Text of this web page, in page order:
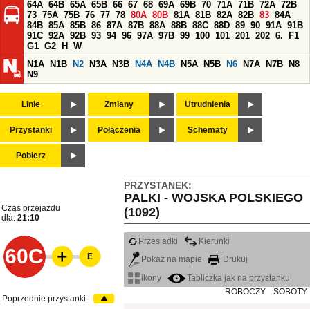
64A 64B 65A 65B 66 67 68 69A 69B 70 71A 71B 72A 72B
73 75A 75B 76 77 78 80A 80B 81A 81B 82A 82B 83 84A
84B 85A 85B 86 87A 87B 88A 88B 88C 88D 89 90 91A 91B
91C 92A 92B 93 94 96 97A 97B 99 100 101 201 202 6.
F1
G1 G2 H
W
N1A
N1B N2 N3A N3B N4A N4B N5A N5B N6 N7A N7B
N8
N9
Linie Zmiany Utrudnienia
Przystanki Połączenia Schematy
Pobierz
PRZYSTANEK:
PALKI - WOJSKA POLSKIEGO
(1092)
Czas przejazdu
dla: 21:10
60C
Przesiadki
Kierunki
Pokaż na mapie
Drukuj
ikony
Tabliczka jak na przystanku
ROBOCZY
SOBOTY
E
Poprzednie przystanki